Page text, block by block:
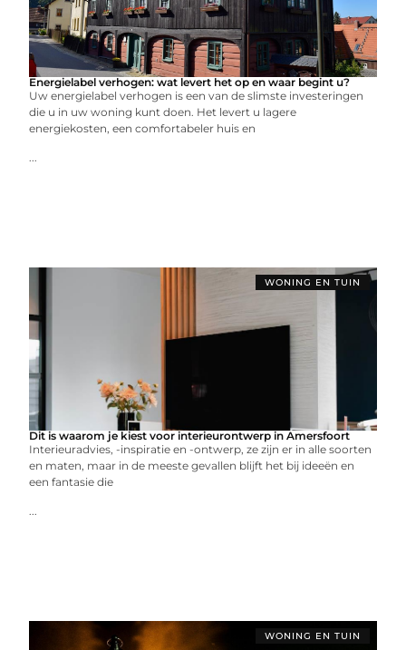
Energielabel verhogen: wat levert het op en waar begint u?
Uw energielabel verhogen is een van de slimste investeringen
die u in uw woning kunt doen. Het levert u lagere
energiekosten, een comfortabeler huis en
...
WONING EN TUIN
Dit is waarom je kiest voor interieurontwerp in Amersfoort
Interieuradvies, -inspiratie en -ontwerp, ze zijn er in alle soorten
en maten, maar in de meeste gevallen blijft het bij ideeën en
een fantasie die
...
WONING EN TUIN